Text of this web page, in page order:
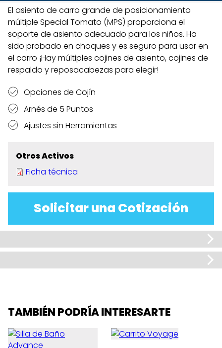
El asiento de carro grande de posicionamiento
múltiple Special Tomato (MPS) proporciona el
soporte de asiento adecuado para los niños. Ha
sido probado en choques y es seguro para usar en
el carro ¡Hay múltiples cojines de asiento, cojines de
respaldo y reposacabezas para elegir!
Opciones de Cojín
Arnés de 5 Puntos
Ajustes sin Herramientas
Otros Activos
Ficha técnica
Solicitar una Cotización
TAMBIÉN PODRÍA INTERESARTE